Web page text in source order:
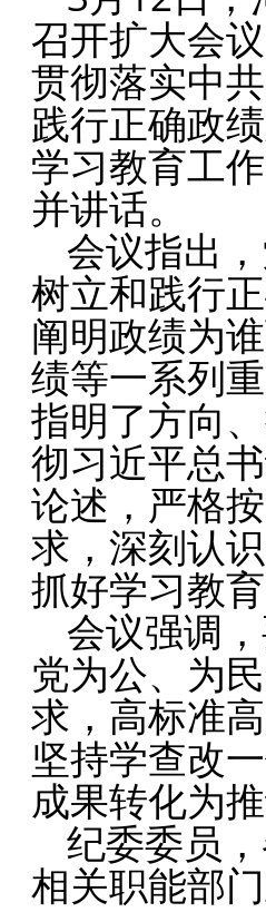
召开扩大会
贯彻落实中
践行正确政
学习教育工
并讲话。
会议指出
树立和践行
阐明政绩为
绩等一系列
指明了方向
彻习近平总
论述，严格
求，深刻认
抓好学习教
会议强调
党为公、为
求，高标准
坚持学查改
成果转化为
纪委委员
相关职能部